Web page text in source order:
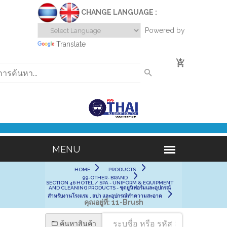
CHANGE LANGUAGE :
Powered by
Translate
0
HOME
PRODUCTS
99-OTHER- BRAND
SECTION 46 HOTEL / SPA - UNIFORM & EQUIPMENT
AND CLEANING PRODUCTS - ชุดยูนิฟอร์มและอุปกรณ์
สำหรับงานโรงแรม , สปา และอุปกรณ์ทำความสะอาด
คุณอยู่ที่: 11-Brush
ค้นหาสินค้า